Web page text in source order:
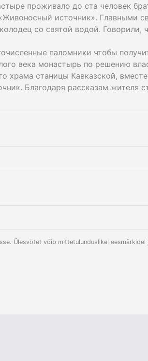
проживало до ста человек
источник». Главными
со святой водой.
паломники чтобы
века монастырь по решению
храма станицы Кавказской,
Благодаря рассказам жителя
Ülesvõtet võib mittetulunduslikel